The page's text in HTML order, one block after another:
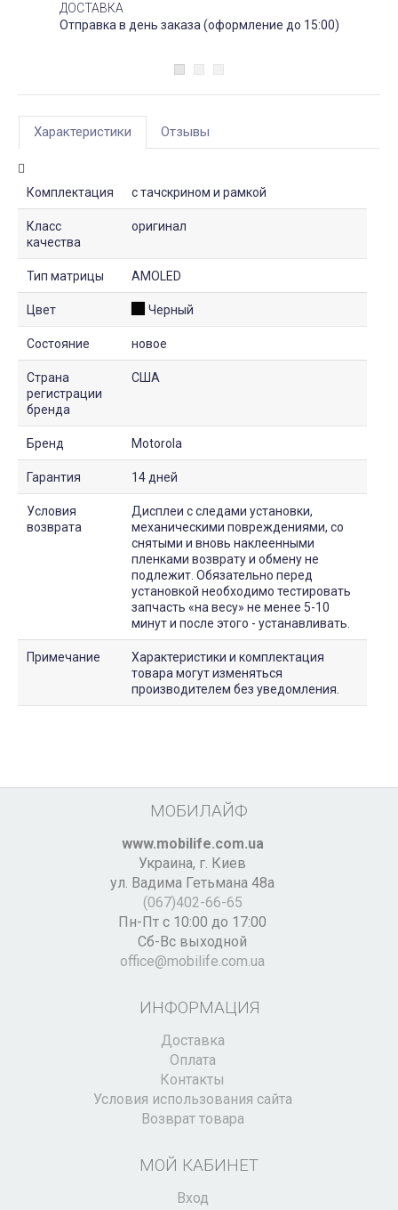
ДОСТАВКА
Отправка в день заказа (оформление до 15:00)
Характеристики Отзывы
Комплектация с тачскрином и рамкой
Класс
качества
оригинал
Тип матрицы AMOLED
Цвет Черный
Состояние новое
Страна
регистрации
бренда
США
Бренд Motorola
Гарантия 14 дней
Условия
возврата
Дисплеи с следами установки,
механическими повреждениями, со
снятыми и вновь наклеенными
пленками возврату и обмену не
подлежит. Обязательно перед
установкой необходимо тестировать
запчасть «на весу» не менее 5-10
минут и после этого - устанавливать.
Примечание
Характеристики и комплектация
товара могут изменяться
производителем без уведомления.
МОБИЛАЙФ
www.mobilife.com.ua
Украина, г. Киев
ул. Вадима Гетьмана 48а
(067)402-66-65
Пн-Пт с 10:00 до 17:00
Сб-Вс выходной
office@mobilife.com.ua
ИНФОРМАЦИЯ
Доставка
Оплата
Контакты
Условия использования сайта
Возврат товара
МОЙ КАБИНЕТ
Вход